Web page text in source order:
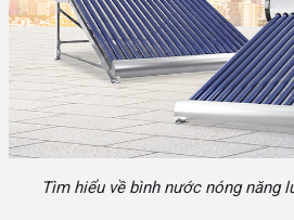
Tìm hiểu về bình nước nóng năng